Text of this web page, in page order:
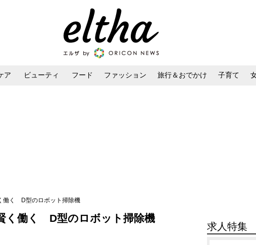
ア ビューティ フード ファッション 旅行＆おでかけ 子育て
働く D型のロボット掃除機
く働く D型のロボット掃除機
求人特集